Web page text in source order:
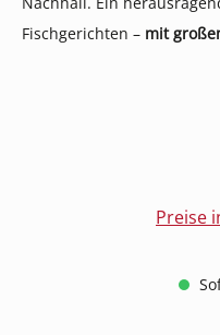
Fischgerichten – mit
Preise